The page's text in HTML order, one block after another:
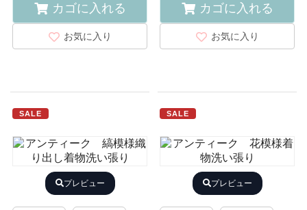
カゴに入れる
お気に入り
カゴに入れる
お気に入り
SALE
プレビュー
SALE
プレビュー